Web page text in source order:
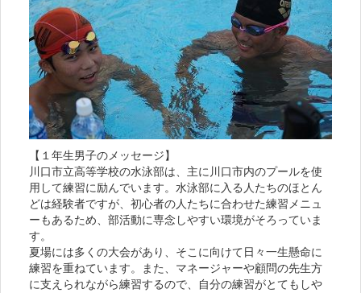
【１年生男子のメッセージ】
川口市立高等学校の水泳部は、主に川口市内のプールを使
用して練習に励んでいます。水泳部に入る人たちのほとん
どは経験者ですが、初心者の人たちに合わせた練習メニュ
ーもあるため、部活動に専念しやすい環境がそろっていま
す。
夏場には多くの大会があり、そこに向けて日々一生懸命に
練習を重ねています。また、マネージャーや顧問の先生方
に支えられながら練習するので、自分の練習がとてもしや